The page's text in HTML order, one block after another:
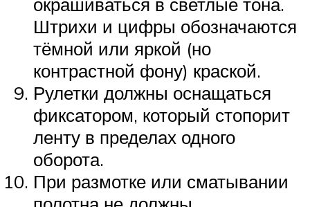
Штрихи и цифры обозначаются
тёмной или яркой (но
контрастной фону) краской.
Рулетки должны оснащаться
фиксатором, который стопорит
ленту в пределах одного
оборота.
При размотке или сматывании